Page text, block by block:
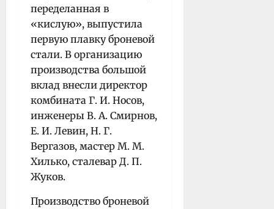
переделанная в
«кислую», выпустила
первую плавку броневой
стали. В организацию
производства большой
вклад внесли директор
комбината Г. И. Носов,
инженеры В. А. Смирнов,
Е. И. Левин, Н. Г.
Вергазов, мастер М. М.
Хилько, сталевар Д. П.
Жуков.
Производство броневой